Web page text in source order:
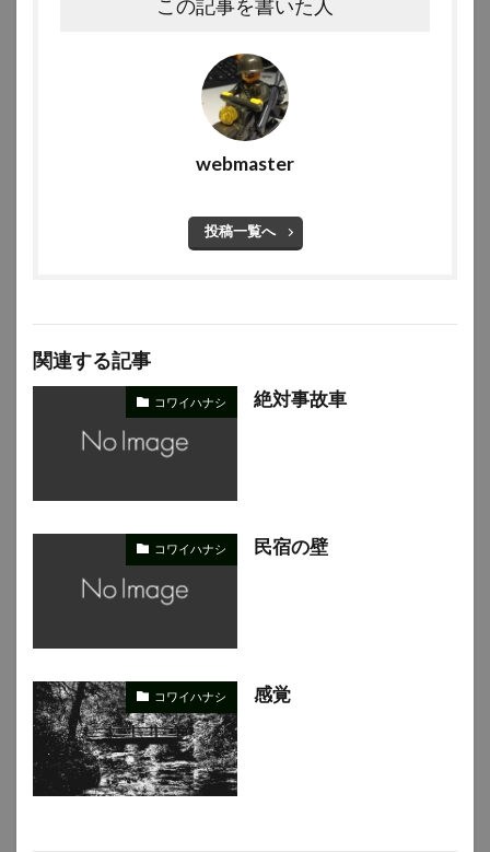
この記事を書いた人
webmaster
投稿一覧へ
関連する記事
コワイハナシ 絶対事故車
コワイハナシ 民宿の壁
コワイハナシ 感覚